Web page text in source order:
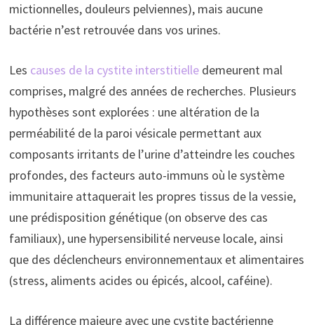
mictionnelles, douleurs pelviennes), mais aucune
bactérie n’est retrouvée dans vos urines.
Les causes de la cystite interstitielledemeurent mal
comprises, malgré des années de recherches. Plusieurs
hypothèses sont explorées : une altération de la
perméabilité de la paroi vésicale permettant aux
composants irritants de l’urine d’atteindre les couches
profondes, des facteurs auto-immuns où le système
immunitaire attaquerait les propres tissus de la vessie,
une prédisposition génétique (on observe des cas
familiaux), une hypersensibilité nerveuse locale, ainsi
que des déclencheurs environnementaux et alimentaires
(stress, aliments acides ou épicés, alcool, caféine).
La différence majeure avec une cystite bactérienne